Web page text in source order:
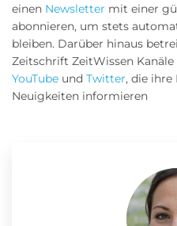
einen Newsletter mit einer
abonnieren, um stets
bleiben. Darüber hinaus
Zeitschrift ZeitWissen Kanäle
YouTube und Twitter, die ihre
Neuigkeiten informieren